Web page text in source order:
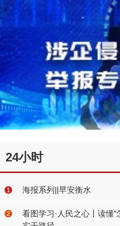
24小时
1 海报系列||早安衡水
2
看图学习·人民之心丨读懂“